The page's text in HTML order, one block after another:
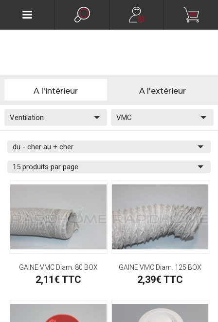
A l'intérieur A l'extérieur
GAINE VMC Diam. 80 BOX
2,11€ TTC
GAINE VMC Diam. 125 BOX
2,39€ TTC